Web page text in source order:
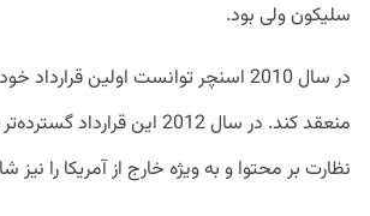
سلیکون ولی بود.
در سال 2010 اسنچر توانست اولین
منعقد کند. در سال 2012 این
نظارت بر محتوا و به ویژه خارج از آمریکا را